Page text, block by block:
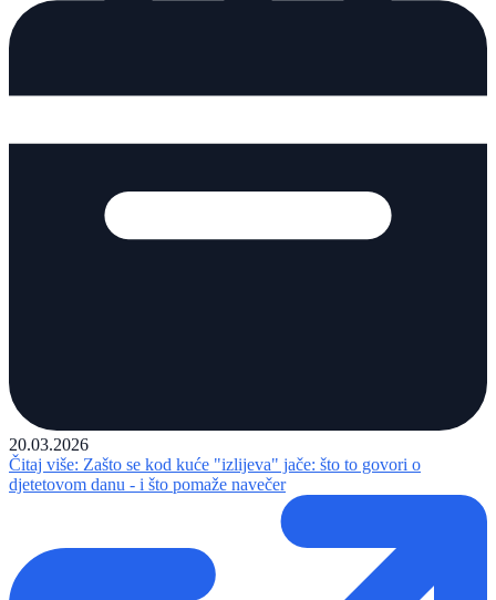
20.03.2026
Čitaj više: Zašto se kod kuće "izlijeva" jače: što to govori o
djetetovom danu - i što pomaže navečer